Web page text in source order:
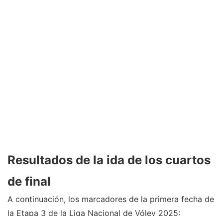
Resultados de la ida de los cuartos
de final
A continuación, los marcadores de la primera fecha de
la Etapa 3 de la Liga Nacional de Vóley 2025: